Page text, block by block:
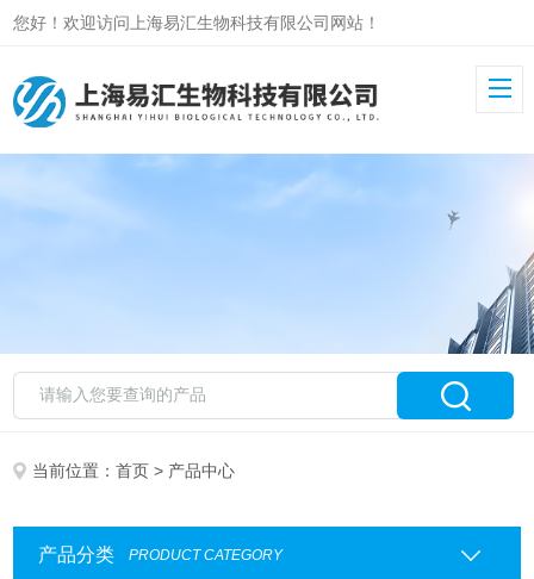
您好！欢迎访问上海易汇生物科技有限公司网站！
当前位置：首页 > 产品中心
产品分类 PRODUCT CATEGORY